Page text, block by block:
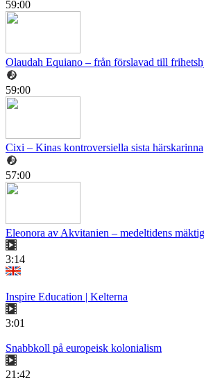
59:00
Olaudah Equiano – från förslavad till
59:00
Cixi – Kinas kontroversiella sista härskarinna
57:00
Eleonora av Akvitanien – medeltidens
3:14
Inspire Education | Kelterna
3:01
Snabbkoll på europeisk kolonialism
21:42